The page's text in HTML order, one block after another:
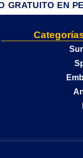
GRATUITO EN